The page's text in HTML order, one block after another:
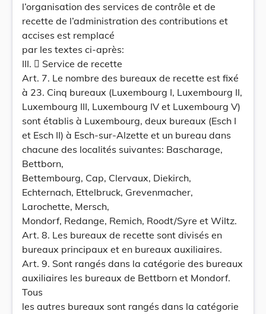
l’organisation des services de contrôle et de
recette de l’administration des contributions et
accises est remplacé
par les textes ci-après:
III.  Service de recette
Art. 7. Le nombre des bureaux de recette est fixé
à 23. Cinq bureaux (Luxembourg I, Luxembourg II,
Luxembourg III, Luxembourg IV et Luxembourg V)
sont établis à Luxembourg, deux bureaux (Esch I
et Esch II) à Esch-sur-Alzette et un bureau dans
chacune des localités suivantes: Bascharage,
Bettborn,
Bettembourg, Cap, Clervaux, Diekirch,
Echternach, Ettelbruck, Grevenmacher,
Larochette, Mersch,
Mondorf, Redange, Remich, Roodt/Syre et Wiltz.
Art. 8. Les bureaux de recette sont divisés en
bureaux principaux et en bureaux auxiliaires.
Art. 9. Sont rangés dans la catégorie des bureaux
auxiliaires les bureaux de Bettborn et Mondorf.
Tous
les autres bureaux sont rangés dans la catégorie